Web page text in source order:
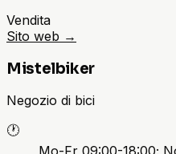
Vendita
Sito web →
Mistelbiker
Negozio di bici
🕐